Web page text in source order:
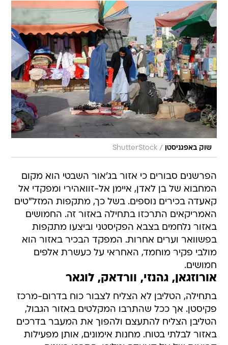
שוק באפגניסטן /
ShutterStock
הפרשנים סבורים כי אזור בג'אור השבטי הוא מקום
המחבוא של בן לאדן, איימן אל-זוואהירי ומפקדי אל
קאעדה בכירים נוספים. בשל כך, מתקפות המזל"טים
האמריקאים התרכזו בתחילה באזור זה. החמושים
באזור נלחמים בצבא הפקיסטני וביצעו מתקפות
בפשוואר וערים אחרות. המפקד הבכיר באזור הוא
מולבי פקיר מוחמד, האחראי על כעשרת אלפים
חמושים.
אורוזגאן, גהנזי, וורדאק, לוגאר
בתחילה, הטליבן לא הצליח לצבור כוח בדרום-מרכז
פקיסטן. אך ככל שהתרבו המקלטים באזור הגבול,
הטליבן הצליח להתעצם ולהפוך את המעבר בדרכים
באזור לבלתי בטוח. מחנות אימונים, אותן מפעילות